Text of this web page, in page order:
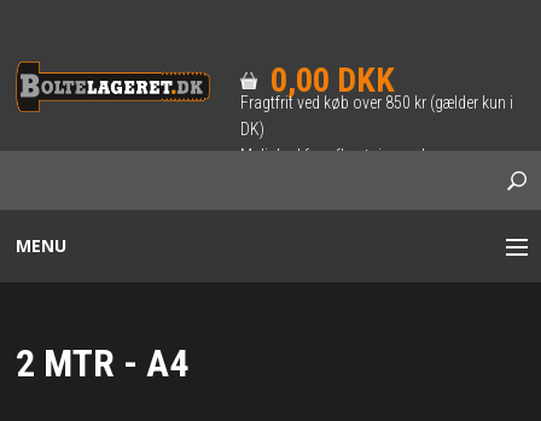
0,00 DKK
Fragtfrit ved køb over 850 kr (gælder kun i
DK)
Mulighed for afhentning ved
MENU
2 MTR - A4